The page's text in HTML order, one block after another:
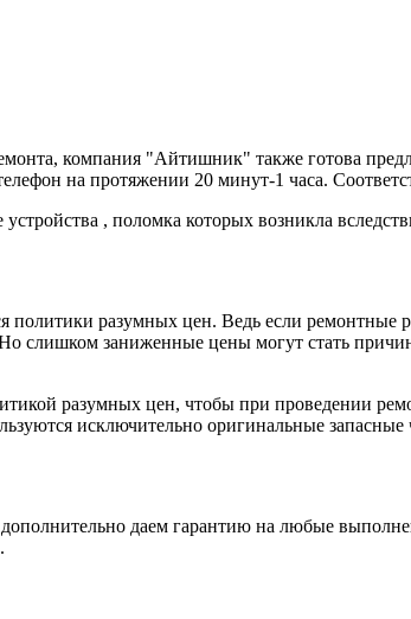
компания "Айтишник" также готова
на протяжении 20 минут-1 часа.
, поломка которых возникла
политики разумных цен. Ведь если
заниженные цены могут стать
разумных цен, чтобы при проведении
исключительно оригинальные запасные
даем гарантию на любые